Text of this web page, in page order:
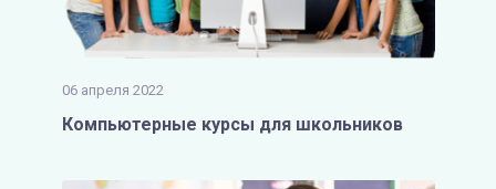
06 апреля 2022
Компьютерные курсы для школьников